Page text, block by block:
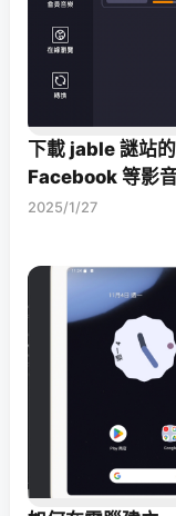
下載 jable 謎站
Facebook 等影
2025/1/27